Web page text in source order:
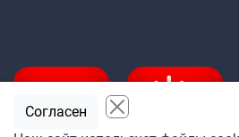
Согласен